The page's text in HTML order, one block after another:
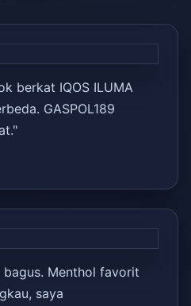
berkat IQOS ILUMA
GASPOL189
bagus. Menthol favorit
saya